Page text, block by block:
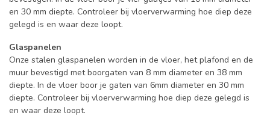
en 30 mm diepte. Controleer bij vloerverwarming hoe diep deze
gelegd is en waar deze loopt.
Glaspanelen
Onze stalen glaspanelen worden in de vloer, het plafond en de
muur bevestigd met boorgaten van 8 mm diameter en 38 mm
diepte. In de vloer boor je gaten van 6mm diameter en 30 mm
diepte. Controleer bij vloerverwarming hoe diep deze gelegd is
en waar deze loopt.